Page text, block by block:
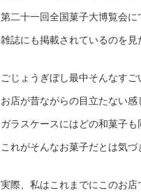
第二十一回全国菓子大博覧会に
雑誌にも掲載されているのを見
ごじょうぎぼし最中そんなすご
お店が昔ながらの目立たない感
ガラスケースにはどの和菓子も
これがそんなお菓子だとは気づ
実際、私はこれまでにこのお店